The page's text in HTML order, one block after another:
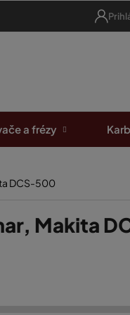
a frézy
DCS-500
Makita